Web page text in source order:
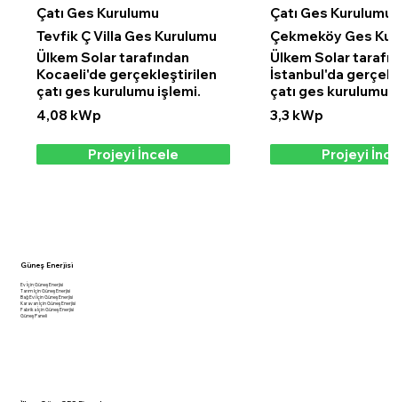
Çatı Ges Kurulumu
Tevfik Ç Villa Ges Kurulumu
Ülkem Solar tarafından
Kocaeli'de gerçekleştirilen
çatı ges kurulumu işlemi.
4,08 kWp
Projeyi İncele
Çatı Ges Kurulumu
Çekmeköy Ges
Ülkem Solar
İstanbul'da
çatı ges kurulumu
3,3 kWp
Projeyi
Güneş Enerjisi
Ev İçin Güneş Enerjisi
Tarım İçin Güneş Enerjisi
Bağ Evi İçin Güneş Enerjisi
Karavan İçin Güneş Enerjisi
Fabrika İçin Güneş Enerjisi
Güneş Paneli